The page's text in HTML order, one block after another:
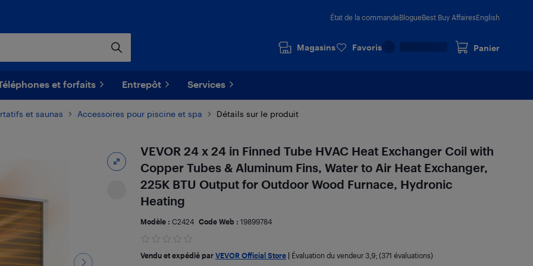
État de la commandeBlogueBest Buy AffairesEnglish
Magasins Favoris Panier
et forfaits Entrepôt Services
et saunas Accessoires pour piscine et spa Détails sur le produit
VEVOR 24 x 24 in Finned Tube HVAC Heat Exchanger Coil with
Copper Tubes & Aluminum Fins, Water to Air Heat Exchanger,
225K BTU Output for Outdoor Wood Furnace, Hydronic
Heating
Modèle : C2424 Code Web : 19899784
Vendu et expédié par VEVOR Official Store| Évaluation du vendeur 3,9; (371 évaluations)